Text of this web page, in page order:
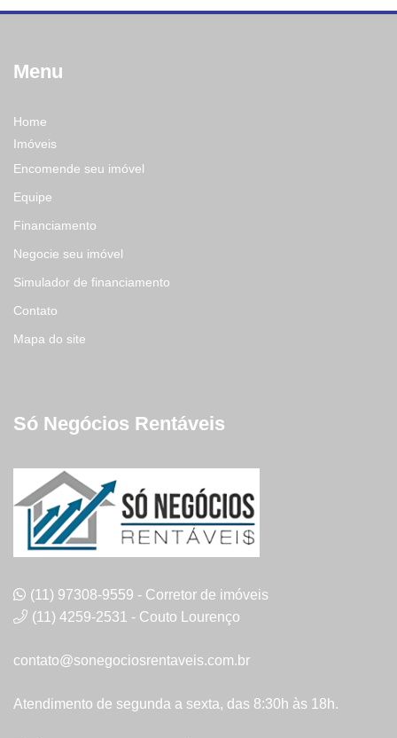
Menu
Home
Imóveis
Encomende seu imóvel
Equipe
Financiamento
Negocie seu imóvel
Simulador de financiamento
Contato
Mapa do site
Só Negócios Rentáveis
(11) 97308-9559 - Corretor de imóveis
(11) 4259-2531 - Couto Lourenço
contato@sonegociosrentaveis.com.br
Atendimento de segunda a sexta, das 8:30h às 18h.